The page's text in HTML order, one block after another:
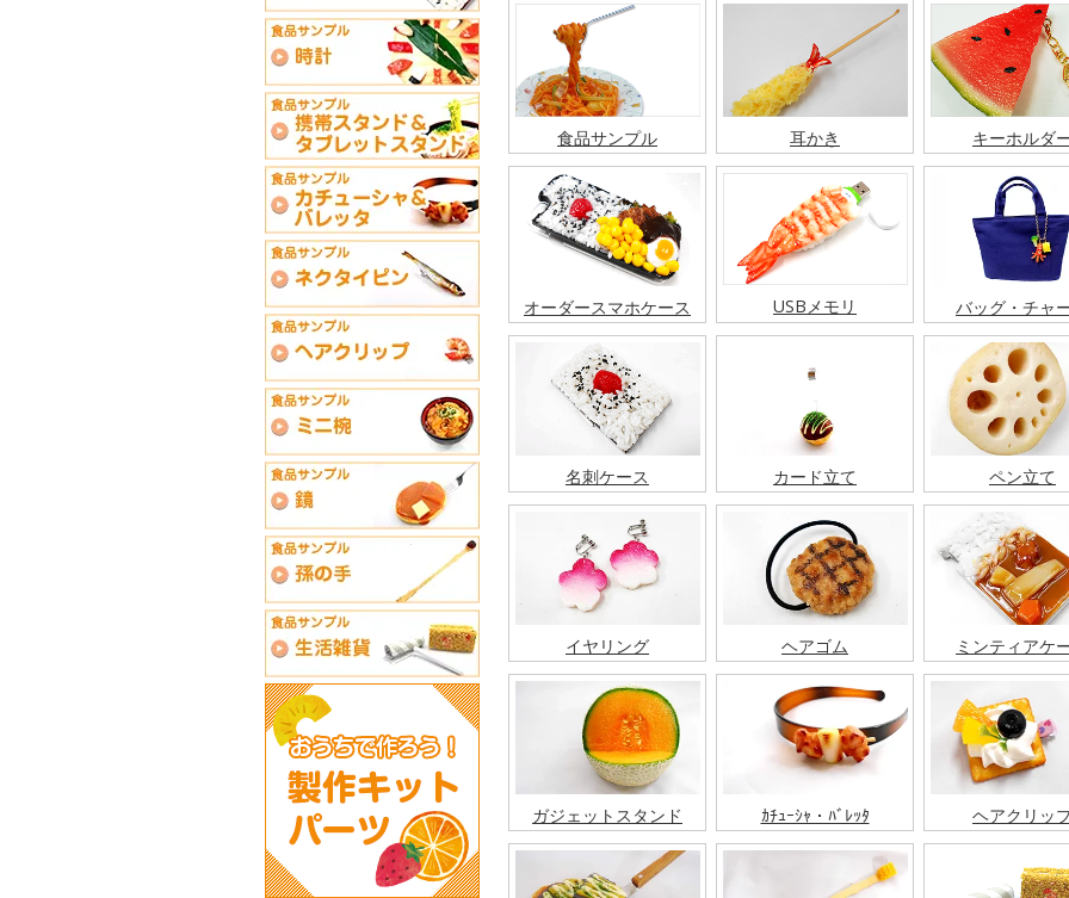
食品サンプル 耳かき キーホルダ
オーダースマホケース USBメモリ バッグ・チャ
名刺ケース カード立て ペン立て
イヤリング ヘアゴム ミンティアケ
ガジェットスタンド ｶﾁｭｰｼｬ・ﾊﾞﾚｯﾀ ヘアクリッ